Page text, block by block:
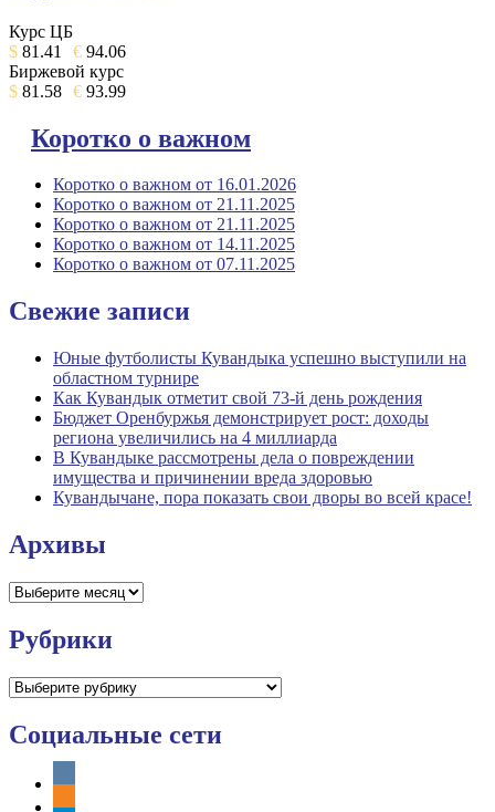
Курс ЦБ
$ 81.41 € 94.06
Биржевой курс
$ 81.58 € 93.99
Коротко о важном
Коротко о важном от 16.01.2026
Коротко о важном от 21.11.2025
Коротко о важном от 21.11.2025
Коротко о важном от 14.11.2025
Коротко о важном от 07.11.2025
Свежие записи
Юные футболисты Кувандыка успешно выступили на
областном турнире
Как Кувандык отметит свой 73-й день рождения
Бюджет Оренбуржья демонстрирует рост: доходы
региона увеличились на 4 миллиарда
В Кувандыке рассмотрены дела о повреждении
имущества и причинении вреда здоровью
Кувандычане, пора показать свои дворы во всей красе!
Архивы
Архивы
Рубрики
Рубрики
Социальные сети
vkontakte
odnoklassniki